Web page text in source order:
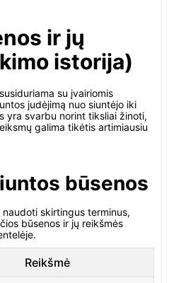
ir jų
istorija)
su įvairiomis
judėjimą nuo siuntėjo iki
yra svarbu norint tiksliai žinoti,
galima tikėtis artimiausiu
būsenos
skirtingus terminus,
būsenos ir jų reikšmės
Reikšmė